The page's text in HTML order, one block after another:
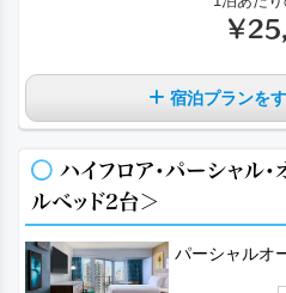
￥
宿泊プランを
ハイフロア・パーシャル
ルベッド2台＞
パーシャルオ